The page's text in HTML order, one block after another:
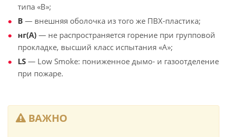
типа «В»;
В — внешняя оболочка из того же ПВХ-пластика;
нг(А) — не распространяется горение при групповой
прокладке, высший класс испытания «А»;
LS — Low Smoke: пониженное дымо- и газоотделение
при пожаре.
ВАЖНО